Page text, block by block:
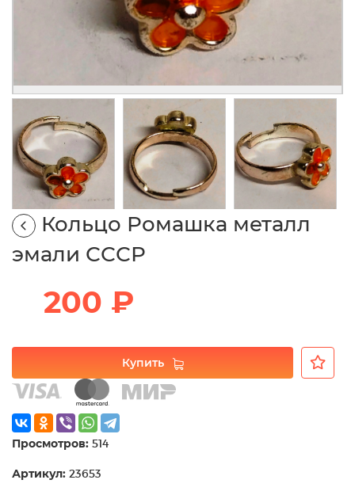
Кольцо Ромашка металл
эмали СССР
200 ₽
Купить
Просмотров: 514
Артикул: 23653